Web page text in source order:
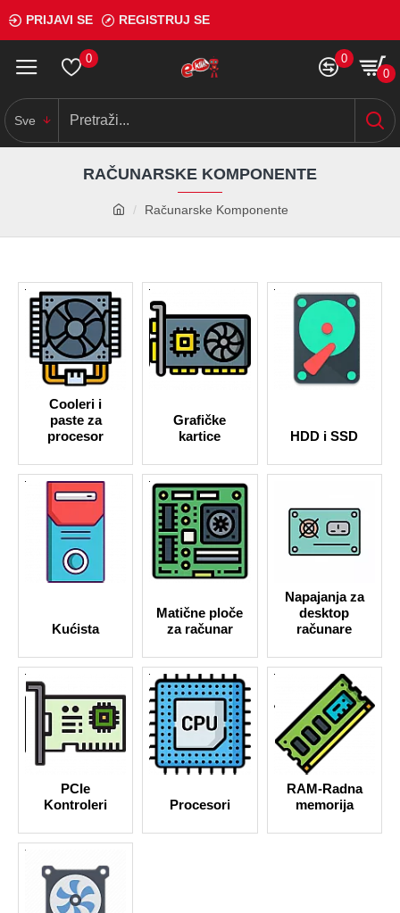
PRIJAVI SE REGISTRUJ SE
0
0
0
Sve
Računarske Komponente
RAČUNARSKE KOMPONENTE
Cooleri i
paste za
procesor
Grafičke
kartice
HDD i SSD
Kućista
Matične ploče
za računar
Napajanja za
desktop
računare
PCIe
Kontroleri
Procesori
RAM-Radna
memorija